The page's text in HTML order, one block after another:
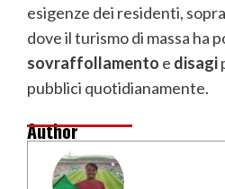
esigenze dei residenti,
dove il turismo di massa ha
sovraffollamento e disagi
pubblici quotidianamente.
Author